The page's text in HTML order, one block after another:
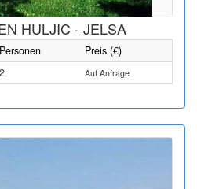
HULJIC - JELSA
Personen
Preis (€)
2 Auf Anfrage